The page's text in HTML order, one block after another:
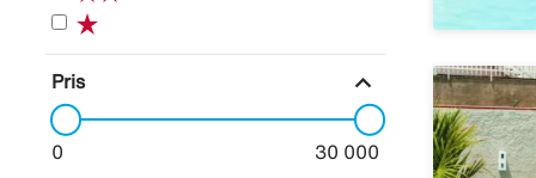
Pris expand_more
0 30 000